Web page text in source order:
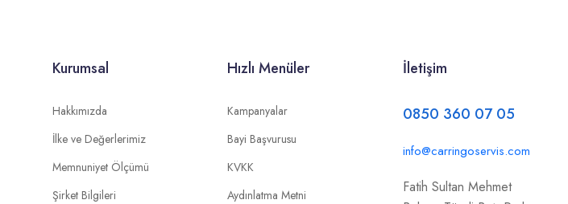
Kurumsal
Hakkımızda
İlke ve Değerlerimiz
Memnuniyet Ölçümü
Şirket Bilgileri
Hızlı Menüler
Kampanyalar
Bayi Başvurusu
KVKK
Aydınlatma Metni
İletişim
0850 360 07 05
info@carringoservis.com
Fatih Sultan Mehmet